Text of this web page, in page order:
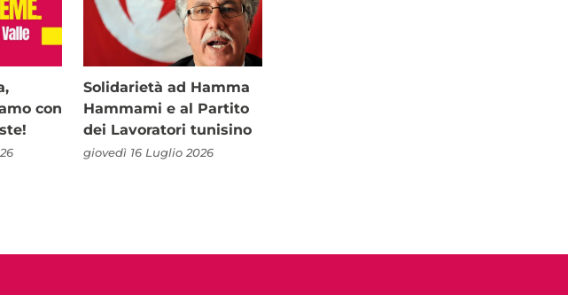
con
Solidarietà ad Hamma
Hammami e al Partito
dei Lavoratori tunisino
giovedì 16 Luglio 2026